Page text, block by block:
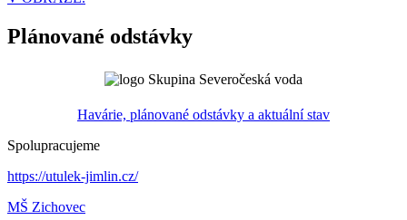
Plánované odstávky
Havárie, plánované odstávky a aktuální stav
Spolupracujeme
https://utulek-jimlin.cz/
MŠ Zichovec